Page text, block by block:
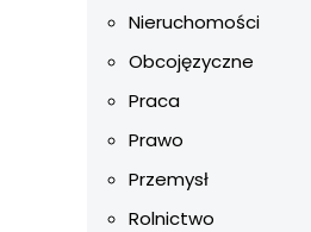
Nieruchomości
Obcojęzyczne
Praca
Prawo
Przemysł
Rolnictwo